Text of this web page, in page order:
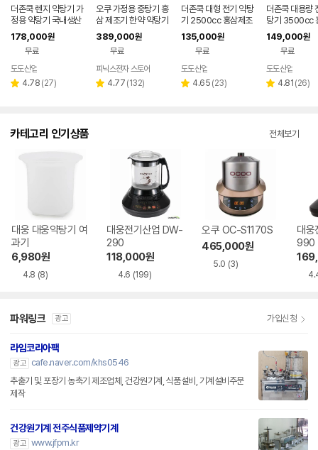
더존쿡 렌지 약탕기 가
정용 약탕기 국내생산
홍삼제조기 만능 달임
포트 중탕기 4L
178,000원
무료
도도산업
별 4.78 리
(27)
오쿠 가정용 중탕기 홍
삼 제조기 한약 약탕기
한약 찜기 추석 부모님
선물 OC-2200PR
389,000원
무료
피닉스전자 스토어
별 4.77 리
(132)
더존쿡 대형 전기 약탕
기 2500cc 홍삼제조
기 중탕기 차탕기 약탕
기
135,000원
무료
도도산업
별 4.65 리
(23)
더존쿡 대용량
탕기 3500cc
조기 중탕기 차
149,000원
무료
도도산업
별 4.81 리
(26)
카테고리 인기상품 전체보기
대웅 대웅약탕기 여
과기
6,980원
4.8 (8)
대웅전기산업 DW-
290
118,000원
4.6 (199)
오쿠 OC-S1170S
465,000원
5.0 (3)
대웅
990
파워링크 광고 가입신청
라임코리아팩
광고
cafe.naver.com/khs0546
추출기 및 포장기 농축기 제조업체, 건강원기계, 식품설비, 기계설비주문
제작
건강원기계 전주식품제약기계
광고 www.jfpm.kr